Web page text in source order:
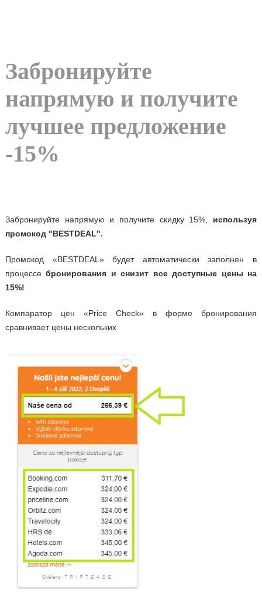
Забронируйте
напрямую и получите
лучшее предложение
-15%
Забронируйте напрямую и получите скидку 15%,
используя
промокод "BESTDEAL".
Промокод «BESTDEAL» будет автоматически заполнен в
процессебронирования и снизит все доступные цены на
15%!
Компаратор цен «Price Check» в форме бронирования
сравнивает цены нескольких